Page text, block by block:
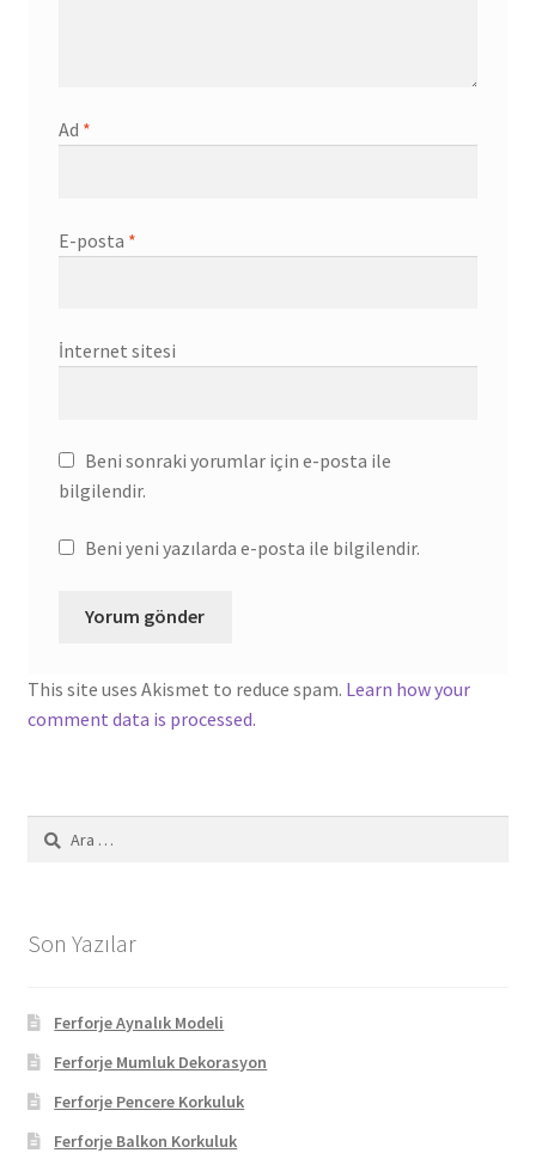
Ad *
E-posta *
İnternet sitesi
Beni sonraki yorumlar için e-posta ile
bilgilendir.
Beni yeni yazılarda e-posta ile bilgilendir.
This site uses Akismet to reduce spam. Learn how your
comment data is processed.
Arama:
Son Yazılar
Ferforje Aynalık Modeli
Ferforje Mumluk Dekorasyon
Ferforje Pencere Korkuluk
Ferforje Balkon Korkuluk